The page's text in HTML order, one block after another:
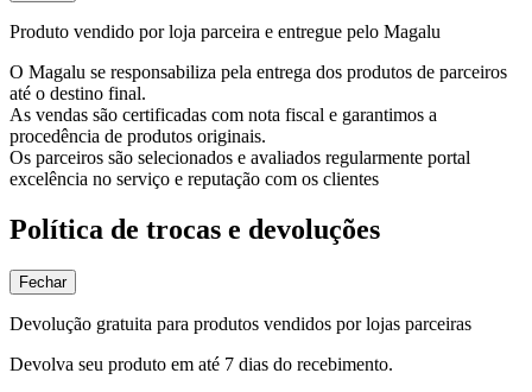
Produto vendido por loja parceira e entregue pelo Magalu
O Magalu se responsabiliza pela entrega dos produtos de parceiros
até o destino final.
As vendas são certificadas com nota fiscal e garantimos a
procedência de produtos originais.
Os parceiros são selecionados e avaliados regularmente portal
excelência no serviço e reputação com os clientes
Política de trocas e devoluções
Fechar
Devolução gratuita para produtos vendidos por lojas parceiras
Devolva seu produto em até 7 dias do recebimento.